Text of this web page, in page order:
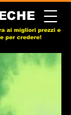
ai migliori prezzi e
per credere!